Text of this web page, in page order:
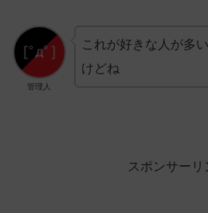
管理人
これが好きな人が多
けどね
スポンサーリ